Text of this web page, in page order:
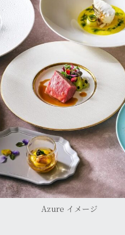
Azure イメージ